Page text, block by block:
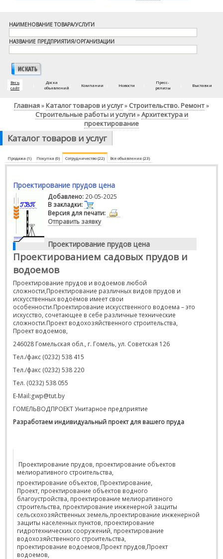
НАИМЕНОВАНИЕ ТОВАРА/УСЛУГИ
НАЗВАНИЕ ПРЕДПРИЯТИЯ/ОРГАНИЗАЦИИ
Весь
сайт
Доска
объявлений
Компании Новости
Пресс-
релизы
Выставки
Главная» Каталог товаров и услуг» Строительство. Ремонт»
Строительные работы и услуги»Архитектура и
проектирование
Каталог товаров и услуг
Продажа (1) Покупка (0) Сотрудничество (22) Все объявления (23)
Проектирование прудов цена
Добавлено: 20-05-2025
В закладки:
Версия для печати:
Отправить заявку
Проектирование прудов цена
Проектированием садовых прудов и
водоемов
Проектирование прудов и водоемов любой
сложности,Проектирование различных видов прудов и
искусственных водоёмов имеет свои
особенности.Проектирование искусственного водоема – это
искусство, сочетающее в себе различные технические
сложности.Проект водохозяйственного строительства,
Проект водоемов,
246028 Гомельская обл., г. Гомель, ул. Советская 126
Тел./факс (0232) 538 415
Тел./факс (0232) 538 220
Тел. (0232) 538 055
E-Mail:gwp@tut.by
ГОМЕЛЬВОДПРОЕКТ Унитарное предприятие
Разработаем индивидуальный проект для вашего пруда
Проектирование прудов, проектирование объектов
мелиоративного строительства,
проектирование объектов, Проектирование,
Проект, проектирование объектов водного
благоустройства, проектирование мелиоративного
строительства, проектирование инженерной защиты
сельскохозяйственных земель,проектирование инженерной
защиты населенных пунктов, проектирование
гидротехнических сооружений, проектирование
водохозяйственного строительства,
проектирование водоемов,Проект прудов,Проект
водоемов,